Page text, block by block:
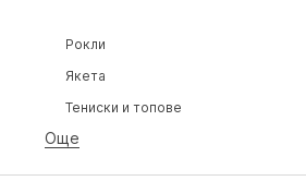
Рокли
Якета
Тениски и топове
Бельо
Блузи и туники
Още